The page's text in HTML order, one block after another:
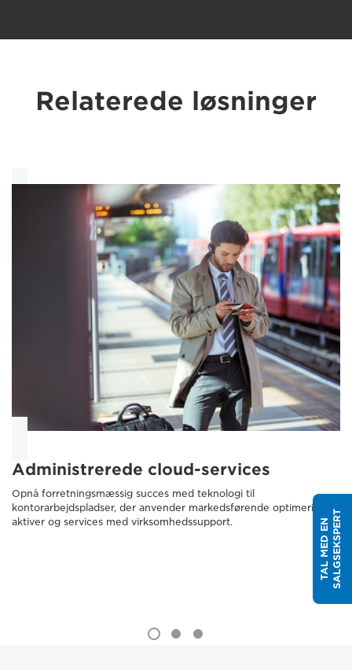
Relaterede løsninger
Administrerede cloud-services
Opnå forretningsmæssig succes med teknologi til
kontorarbejdspladser, der anvender markedsførende optimering af
aktiver og services med virksomhedssupport.
T
A
L
M
E
D
E
N
S
A
L
G
S
E
K
S
P
E
RT